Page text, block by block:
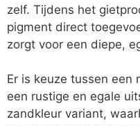
zelf. Tijdens het
pigment direct
zorgt voor een diepe,
Er is keuze tussen een
een rustige en egale
zandkleur variant,